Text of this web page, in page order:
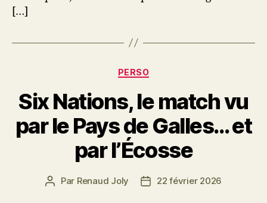
[…]
Catégories
PERSO
Six Nations, le match vu
par le Pays de Galles… et
par l’Écosse
Auteur
Par Renaud Joly
Date22 février 2026